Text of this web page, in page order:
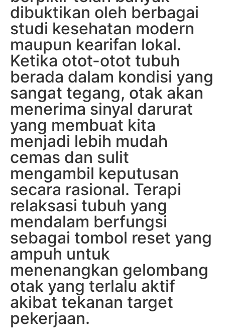
dibuktikan oleh berbagai
studi kesehatan modern
maupun kearifan lokal.
Ketika otot-otot tubuh
berada dalam kondisi yang
sangat tegang, otak akan
menerima sinyal darurat
yang membuat kita
menjadi lebih mudah
cemas dan sulit
mengambil keputusan
secara rasional. Terapi
relaksasi tubuh yang
mendalam berfungsi
sebagai tombol reset yang
ampuh untuk
menenangkan gelombang
otak yang terlalu aktif
akibat tekanan target
pekerjaan.